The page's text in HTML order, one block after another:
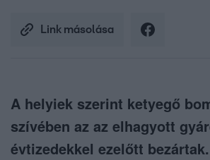
Link másolása
A helyiek szerint ketyegő
szívében az az elhagyott
évtizedekkel ezelőtt